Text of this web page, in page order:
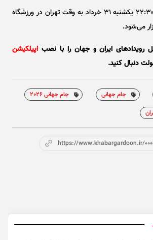
دیدار ۲ تیم از ساعت ۲۲:۳۰ یکشنبه ۳۱ خرداد به وقت تهران در ورزشگاه
می‌شود.
رویدادهای ایران و جهان را با نصب اپیلکیشن
دنبال کنید.
جام جهانی
جام جهانی 2026
https://www.khabargardoon.ir/